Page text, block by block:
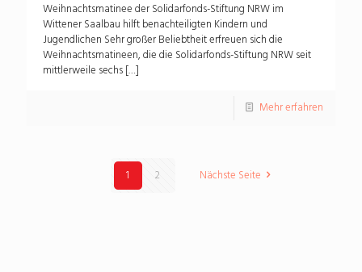
Weihnachtsmatinee der Solidarfonds-Stiftung NRW im
Wittener Saalbau hilft benachteiligten Kindern und
Jugendlichen Sehr großer Beliebtheit erfreuen sich die
Weihnachtsmatineen, die die Solidarfonds-Stiftung NRW seit
mittlerweile sechs[…]
Mehr erfahren
1 2 Nächste Seite